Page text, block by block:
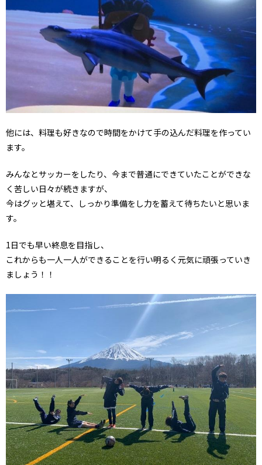
他には、料理も好きなので時間をかけて手の込んだ料理を作ってい
ます。
みんなとサッカーをしたり、今まで普通にできていたことができな
く苦しい日々が続きますが、
今はグッと堪えて、しっかり準備をし力を蓄えて待ちたいと思いま
す。
1日でも早い終息を目指し、
これからも一人一人ができることを行い明るく元気に頑張っていき
ましょう！！